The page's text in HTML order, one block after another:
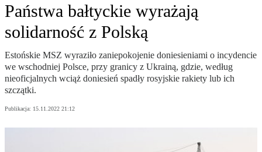
Państwa bałtyckie wyrażają
solidarność z Polską
Estońskie MSZ wyraziło zaniepokojenie doniesieniami o incydencie
we wschodniej Polsce, przy granicy z Ukrainą, gdzie, według
nieoficjalnych wciąż doniesień spadły rosyjskie rakiety lub ich
szczątki.
Publikacja: 15.11.2022 21:12